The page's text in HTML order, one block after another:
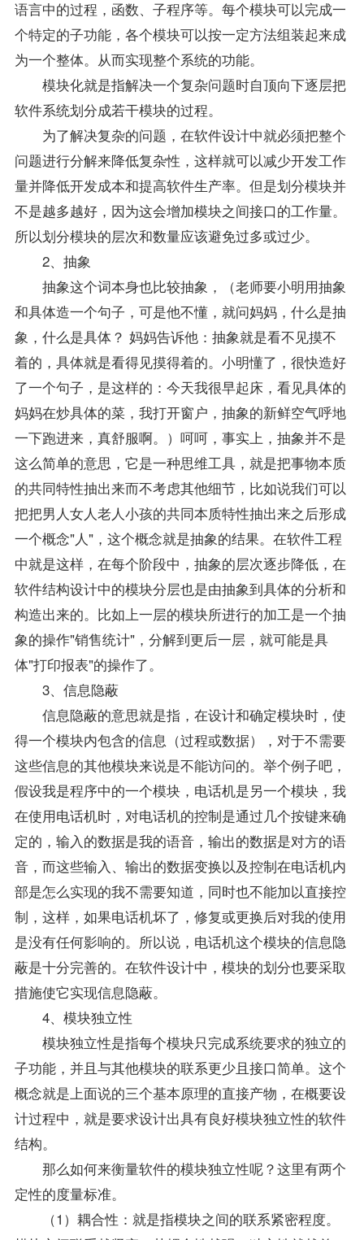
语言中的过程，函数、子程序等。每个模块可以完成一
个特定的子功能，各个模块可以按一定方法组装起来成
为一个整体。从而实现整个系统的功能。
模块化就是指解决一个复杂问题时自顶向下逐层把
软件系统划分成若干模块的过程。
为了解决复杂的问题，在软件设计中就必须把整个
问题进行分解来降低复杂性，这样就可以减少开发工作
量并降低开发成本和提高软件生产率。但是划分模块并
不是越多越好，因为这会增加模块之间接口的工作量。
所以划分模块的层次和数量应该避免过多或过少。
2、抽象
抽象这个词本身也比较抽象，（老师要小明用抽象
和具体造一个句子，可是他不懂，就问妈妈，什么是抽
象，什么是具体？ 妈妈告诉他：抽象就是看不见摸不
着的，具体就是看得见摸得着的。小明懂了，很快造好
了一个句子，是这样的：今天我很早起床，看见具体的
妈妈在炒具体的菜，我打开窗户，抽象的新鲜空气呼地
一下跑进来，真舒服啊。）呵呵，事实上，抽象并不是
这么简单的意思，它是一种思维工具，就是把事物本质
的共同特性抽出来而不考虑其他细节，比如说我们可以
把把男人女人老人小孩的共同本质特性抽出来之后形成
一个概念"人"，这个概念就是抽象的结果。在软件工程
中就是这样，在每个阶段中，抽象的层次逐步降低，在
软件结构设计中的模块分层也是由抽象到具体的分析和
构造出来的。比如上一层的模块所进行的加工是一个抽
象的操作"销售统计"，分解到更后一层，就可能是具
体"打印报表"的操作了。
3、信息隐蔽
信息隐蔽的意思就是指，在设计和确定模块时，使
得一个模块内包含的信息（过程或数据），对于不需要
这些信息的其他模块来说是不能访问的。举个例子吧，
假设我是程序中的一个模块，电话机是另一个模块，我
在使用电话机时，对电话机的控制是通过几个按键来确
定的，输入的数据是我的语音，输出的数据是对方的语
音，而这些输入、输出的数据变换以及控制在电话机内
部是怎么实现的我不需要知道，同时也不能加以直接控
制，这样，如果电话机坏了，修复或更换后对我的使用
是没有任何影响的。所以说，电话机这个模块的信息隐
蔽是十分完善的。在软件设计中，模块的划分也要采取
措施使它实现信息隐蔽。
4、模块独立性
模块独立性是指每个模块只完成系统要求的独立的
子功能，并且与其他模块的联系更少且接口简单。这个
概念就是上面说的三个基本原理的直接产物，在概要设
计过程中，就是要求设计出具有良好模块独立性的软件
结构。
那么如何来衡量软件的模块独立性呢？这里有两个
定性的度量标准。
（1）耦合性：就是指模块之间的联系紧密程度。